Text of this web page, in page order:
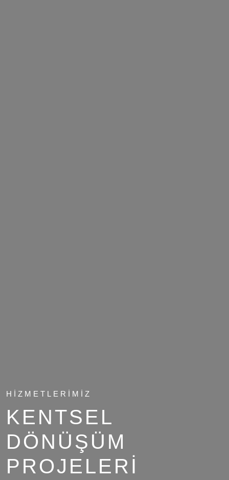
HIZMETLERIMIZ
KENTSEL
DÖNÜŞÜM
PROJELERI